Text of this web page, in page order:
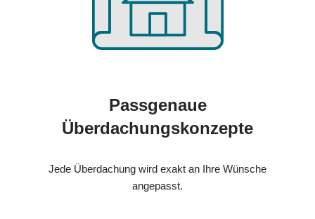
Passgenaue
Überdachungskonzepte
Jede Überdachung wird exakt an Ihre Wünsche
angepasst.